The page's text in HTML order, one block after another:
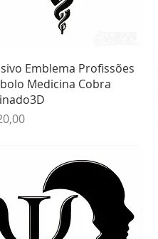
Visualização rápida
Emblema Profissões
Medicina Cobra